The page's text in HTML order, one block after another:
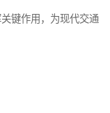
键作用，为现代交通